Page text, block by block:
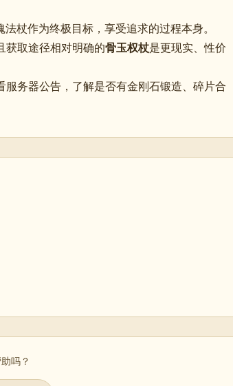
杖作为终极目标，享受追求的过程本身。
获取途径相对明确的骨玉权杖是更现实、性价
服务器公告，了解是否有金刚石锻造、碎片合
吗？